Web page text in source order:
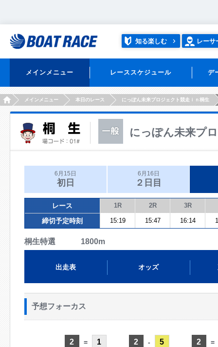
知る楽しむ レーサ
メインメニュー レーススケジュール デ
HOMEメインメニュー 本日のレース にっぽん未来プロジェクト競走ｉｎ桐生
にっぽん未来プ
6月15日
初日
6月16日
２日目
レース 1R 2R 3R
締切予定時刻 15:19 15:47 16:14
桐生特選 1800m
出走表 オッズ
予想フォーカス
2 = 1 2 - 5 2 =